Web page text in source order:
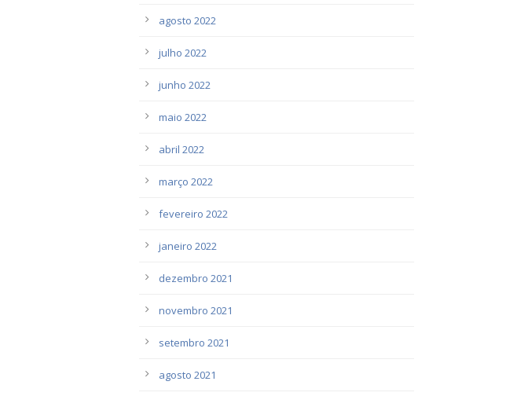
agosto 2022
julho 2022
junho 2022
maio 2022
abril 2022
março 2022
fevereiro 2022
janeiro 2022
dezembro 2021
novembro 2021
setembro 2021
agosto 2021